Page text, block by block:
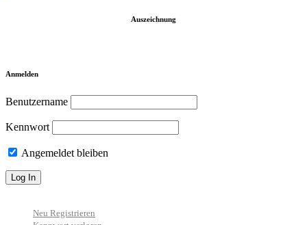
Auszeichnung
Anmelden
Benutzername
Kennwort
Angemeldet bleiben
Neu Registrieren